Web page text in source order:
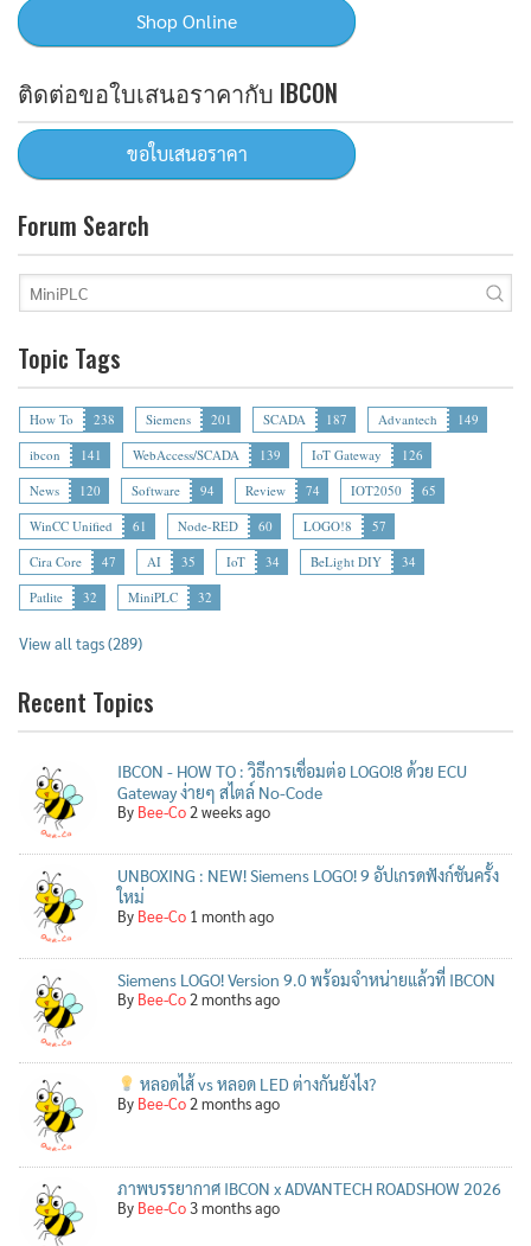
ติดต่อขอใบเสนอราคากับ IBCON
Forum Search
Topic Tags
How To 238 Siemens 201 SCADA 187 Advantech
149
ibcon
141 WebAccess/SCADA 139 IoT Gateway
126
News
120 Software 94 Review 74 IOT2050
65
WinCC Unified
61 Node-RED 60 LOGO!8
57
Cira Core
47 AI 35 IoT 34 BeLight DIY
34
Patlite
32 MiniPLC 32
View all tags (289)
Recent Topics
IBCON - HOW TO : วิธีการเชื่อมต่อ LOGO!8 ด้วย ECU
Gateway ง่ายๆ สไตล์ No-Code
By Bee-Co2 weeks ago
UNBOXING : NEW! Siemens LOGO! 9 อัปเกรดฟังก์ชันครั้ง
ใหม่
By Bee-Co 1 month ago
Siemens LOGO! Version 9.0 พร้อมจำหน่ายแล้วที่ IBCON
By Bee-Co2 months ago
หลอดไส้ vs หลอด LED ต่างกันยังไง?
By Bee-Co2 months ago
ภาพบรรยากาศ IBCON x ADVANTECH ROADSHOW 2026
By Bee-Co3 months ago